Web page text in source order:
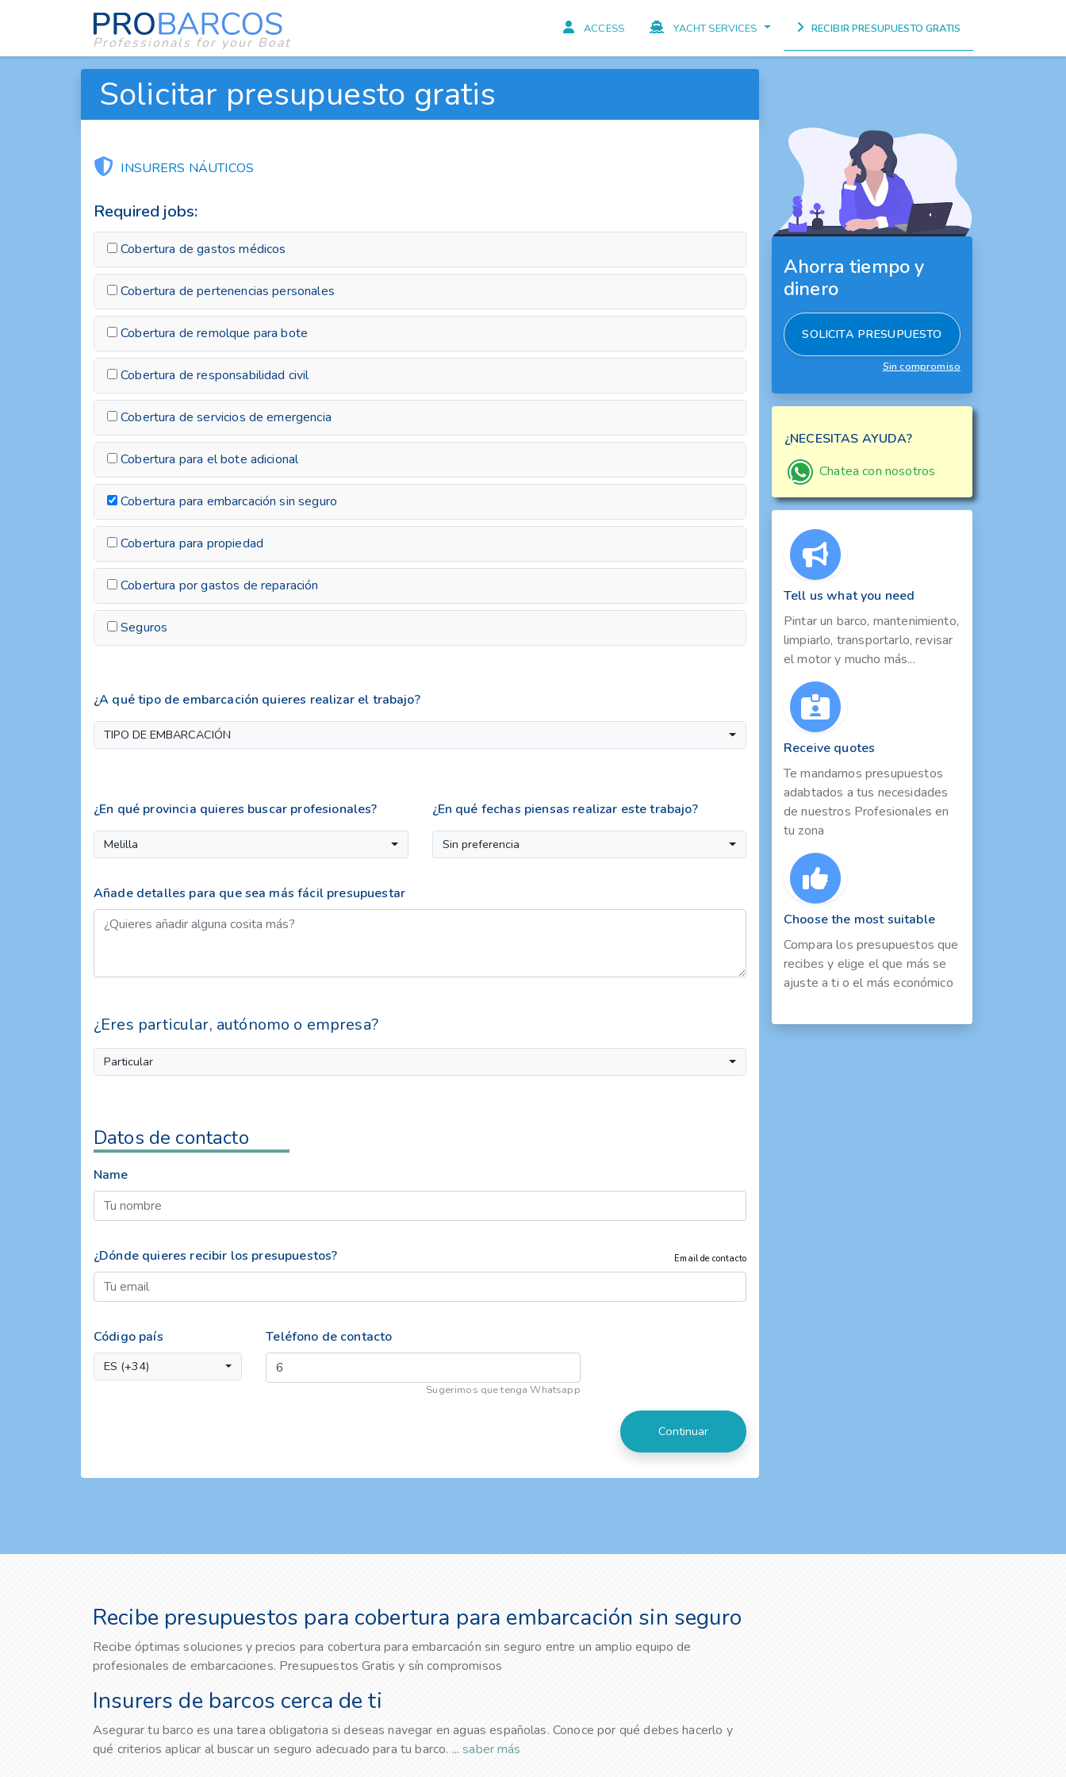
Professionals for your Boat
ACCESS YACHT SERVICES RECIBIR PRESUPUESTO GRATIS
Solicitar presupuesto gratis
INSURERS NÁUTICOS
Required jobs:
Cobertura de gastos médicos
Cobertura de pertenencias personales
Cobertura de remolque para bote
Cobertura de responsabilidad civil
Cobertura de servicios de emergencia
Cobertura para el bote adicional
Cobertura para embarcación sin seguro
Cobertura para propiedad
Cobertura por gastos de reparación
Seguros
¿A qué tipo de embarcación quieres realizar el trabajo?
TIPO DE EMBARCACIÓN
¿En qué provincia quieres buscar profesionales?
Melilla
¿En qué fechas piensas realizar este trabajo?
Sin preferencia
Añade detalles para que sea más fácil presupuestar
¿Eres particular, autónomo o empresa?
Particular
Datos de contacto
Name
¿Dónde quieres recibir los presupuestos? Email de contacto
Código país
ES (+34)
Teléfono de contacto
Sugerimos que tenga Whatsapp
Ahorra tiempo y
dinero
SOLICITA PRESUPUESTO
Sin compromiso
¿NECESITAS AYUDA?
Chatea con nosotros
Tell us what you need
Pintar un barco, mantenimiento,
limpiarlo, transportarlo, revisar
el motor y mucho más...
Receive quotes
Te mandamos presupuestos
adabtados a tus necesidades
de nuestros Profesionales en
tu zona
Choose the most suitable
Compara los presupuestos que
recibes y elige el que más se
ajuste a ti o el más económico
Recibe presupuestos para cobertura para embarcación sin seguro
Recibe óptimas soluciones y precios para cobertura para embarcación sin seguro entre un amplio equipo de
profesionales de embarcaciones. Presupuestos Gratis y sín compromisos
Insurers de barcos cerca de ti
Asegurar tu barco es una tarea obligatoria si deseas navegar en aguas españolas. Conoce por qué debes hacerlo y
qué criterios aplicar al buscar un seguro adecuado para tu barco. ...saber más